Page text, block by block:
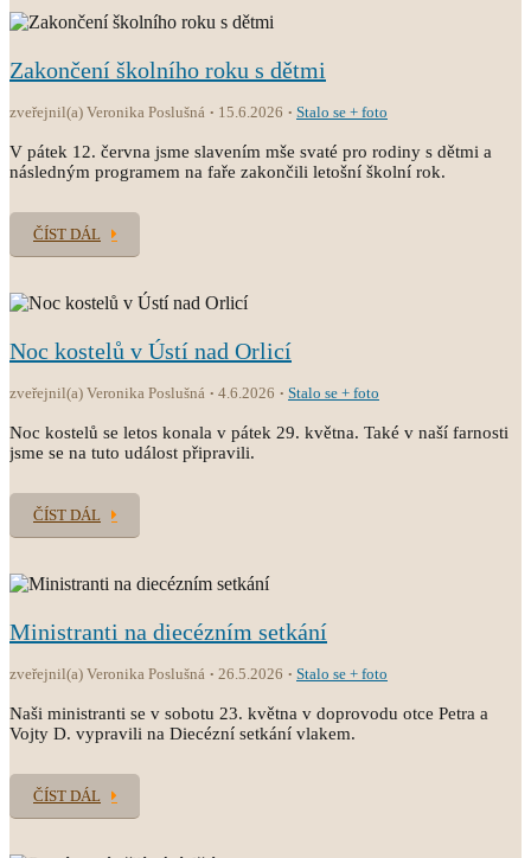
Zakončení školního roku s dětmi
zveřejnil(a) Veronika Poslušná 15.6.2026 Stalo se + foto
V pátek 12. června jsme slavením mše svaté pro rodiny s dětmi a
následným programem na faře zakončili letošní školní rok.
ČÍST DÁL
Noc kostelů v Ústí nad Orlicí
zveřejnil(a) Veronika Poslušná 4.6.2026 Stalo se + foto
Noc kostelů se letos konala v pátek 29. května. Také v naší farnosti
jsme se na tuto událost připravili.
ČÍST DÁL
Ministranti na diecézním setkání
zveřejnil(a) Veronika Poslušná 26.5.2026 Stalo se + foto
Naši ministranti se v sobotu 23. května v doprovodu otce Petra a
Vojty D. vypravili na Diecézní setkání vlakem.
ČÍST DÁL